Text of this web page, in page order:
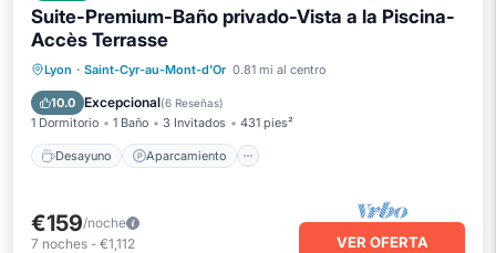
Suite-Premium-Baño privado-Vista a la Piscina-
Accès Terrasse
Lyon · Saint-Cyr-au-Mont-d'Or 0.81 mi al centro
10.0 Excepcional(6 Reseñas)
1 Dormitorio 1 Baño 3 Invitados 431 pies²
Desayuno Aparcamiento
Desayuno Aparcamiento
Balcón/Terraza
€159/noche
7 noches - €1,112 VER OFERTA